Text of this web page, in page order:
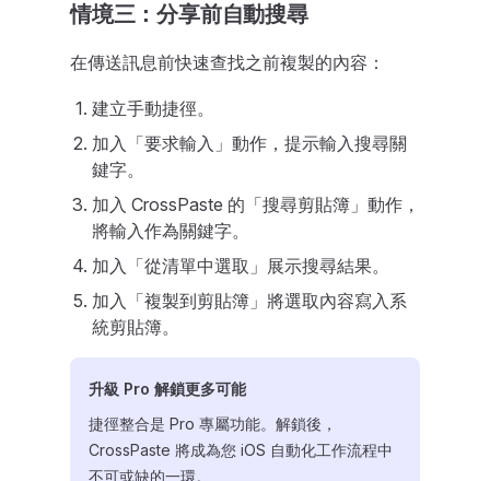
情境三：分享前自動搜尋
在傳送訊息前快速查找之前複製的內容：
建立手動捷徑。
加入「要求輸入」動作，提示輸入搜尋關
鍵字。
加入 CrossPaste 的「搜尋剪貼簿」動作，
將輸入作為關鍵字。
加入「從清單中選取」展示搜尋結果。
加入「複製到剪貼簿」將選取內容寫入系
統剪貼簿。
升級 Pro 解鎖更多可能
捷徑整合是 Pro 專屬功能。解鎖後，
CrossPaste 將成為您 iOS 自動化工作流程中
不可或缺的一環。